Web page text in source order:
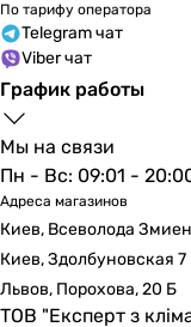
По тарифу оператора
Telegram чат
Viber чат
График работы
Мы на связи
Пн - Вс: 09:01 -
Адреса магазинов
Киев, Всеволода
Киев, Здолбуновская 7
Львов, Порохова, 20 Б
ТОВ "Експерт з